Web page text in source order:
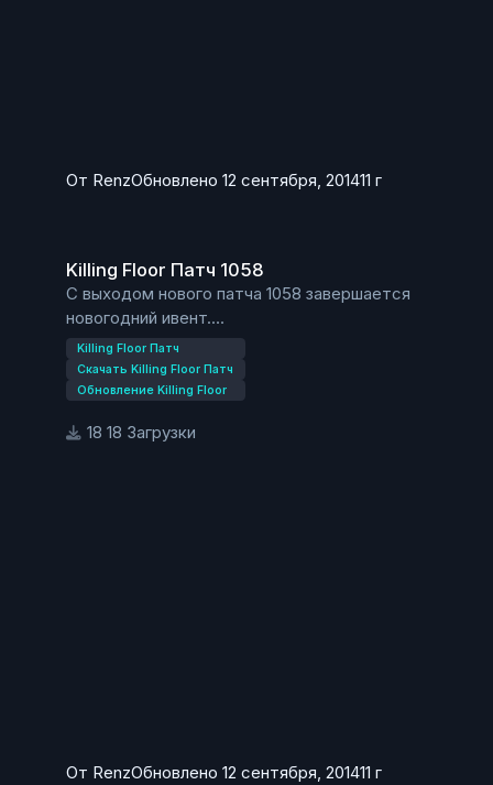
От RenzОбновлено 12 сентября, 201411 г
Killing Floor Патч 1058
С выходом нового патча 1058 завершается
новогодний ивент.
Монстры в игре теперь стандартные.
Killing Floor Патч
Скачать Killing Floor Патч
Обновление Killing Floor
18 Загрузки
От RenzОбновлено 12 сентября, 201411 г